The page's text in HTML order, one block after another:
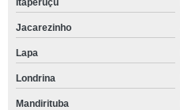
Itaperuçu
Jacarezinho
Lapa
Londrina
Mandirituba